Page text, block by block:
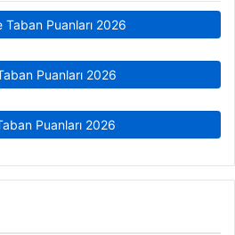
Taban Puanları 2026
Puanları 2026
Puanları 2026